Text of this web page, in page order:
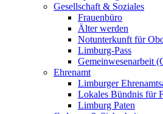
Gesellschaft & Soziales
Frauenbüro
Älter werden
Notunterkunft für
Limburg-Pass
Gemeinwesenarbeit
Ehrenamt
Limburger
Lokales Bündnis für
Limburg Paten